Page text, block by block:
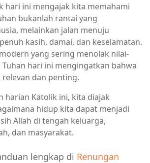
hari ini mengajak kita memahami
bukanlah rantai yang
melainkan jalan menuju
kasih, damai, dan keselamatan.
yang sering menolak nilai-
Tuhan hari ini mengingatkan bahwa
dan penting.
harian Katolik ini, kita diajak
hidup kita dapat menjadi
Allah di tengah keluarga,
dan masyarakat.
lengkap di Renungan